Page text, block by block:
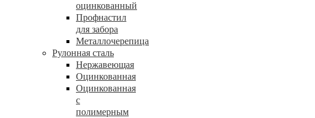
оцинкованный
Профнастил
для забора
Металлочерепица
Рулонная сталь
Нержавеющая
Оцинкованная
Оцинкованная
с
полимерным